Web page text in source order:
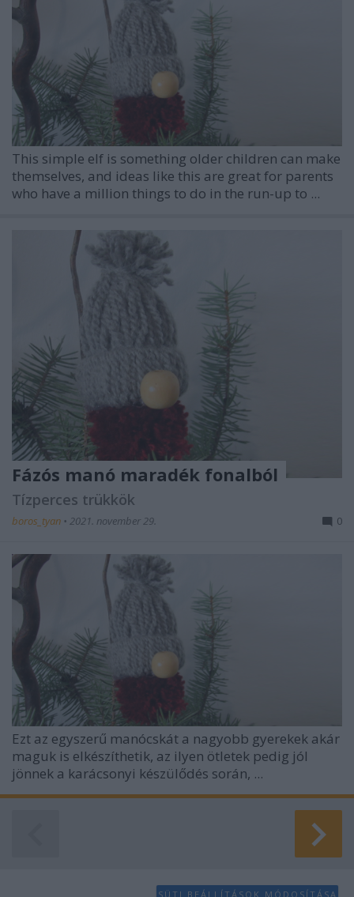
This simple elf is something older children can make
themselves, and ideas like this are great for parents
who have a million things to do in the run-up to ...
Fázós manó maradék fonalból
Tízperces trükkök
boros_tyan • 2021. november 29. 0
Ezt az egyszerű manócskát a nagyobb gyerekek akár
maguk is elkészíthetik, az ilyen ötletek pedig jól
jönnek a karácsonyi készülődés során, ...
SÜTI BEÁLLÍTÁSOK MÓDOSÍTÁSA